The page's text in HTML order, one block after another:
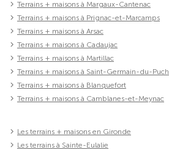
Terrains + maisons à Margaux-Cantenac
Terrains + maisons à Prignac-et-Marcamps
Terrains + maisons à Arsac
Terrains + maisons à Cadaujac
Terrains + maisons à Martillac
Terrains + maisons à Saint-Germain-du-Puch
Terrains + maisons à Blanquefort
Terrains + maisons à Camblanes-et-Meynac
Les terrains + maisons en Gironde
Les terrains à Sainte-Eulalie